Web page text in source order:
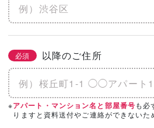
必須 以降のご住所
※アパート・マンション名と部屋番号も必
りますと資料送付やご連絡ができないた